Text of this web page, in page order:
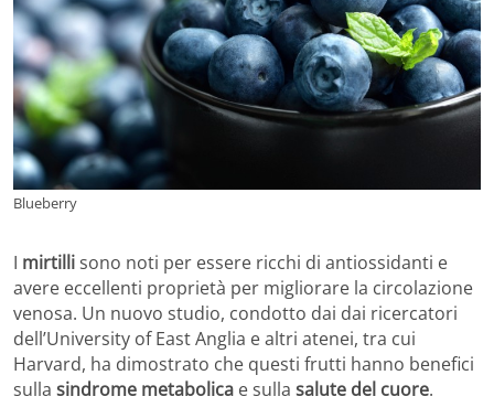
Blueberry
I mirtillisono noti per essere ricchi di antiossidanti e
avere eccellenti proprietà per migliorare la circolazione
venosa. Un nuovo studio, condotto dai dai ricercatori
dell’University of East Anglia e altri atenei, tra cui
Harvard, ha dimostrato che questi frutti hanno benefici
sulla sindrome metabolica e sulla salute del cuore.